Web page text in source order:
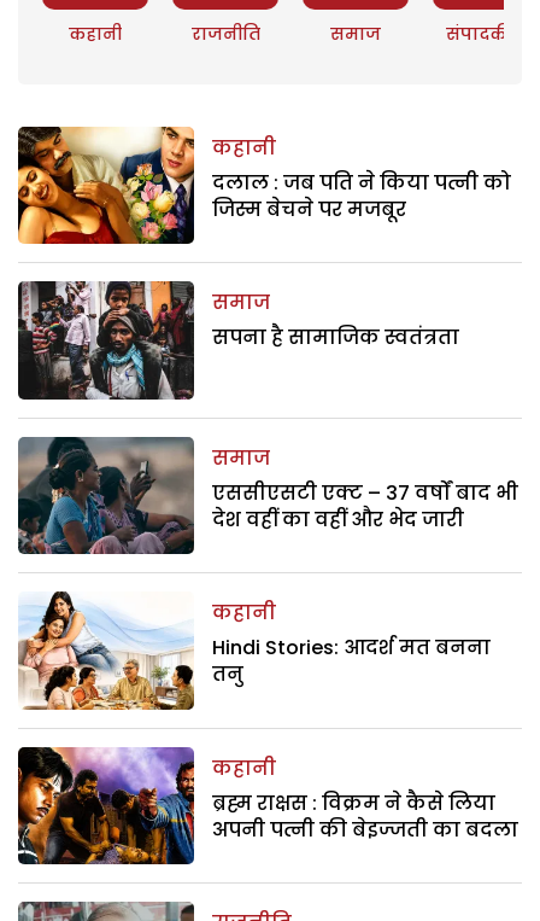
कहानी राजनीति समाज संपादकीय
कहानी
दलाल : जब पति ने किया पत्नी को
जिस्म बेचने पर मजबूर
समाज
सपना है सामाजिक स्वतंत्रता
समाज
एससीएसटी एक्ट – 37 वर्षों बाद भी
देश वहीं का वहीं और भेद जारी
कहानी
Hindi Stories: आदर्श मत बनना
तनु
कहानी
ब्रह्म राक्षस : विक्रम ने कैसे लिया
अपनी पत्नी की बेइज्जती का बदला